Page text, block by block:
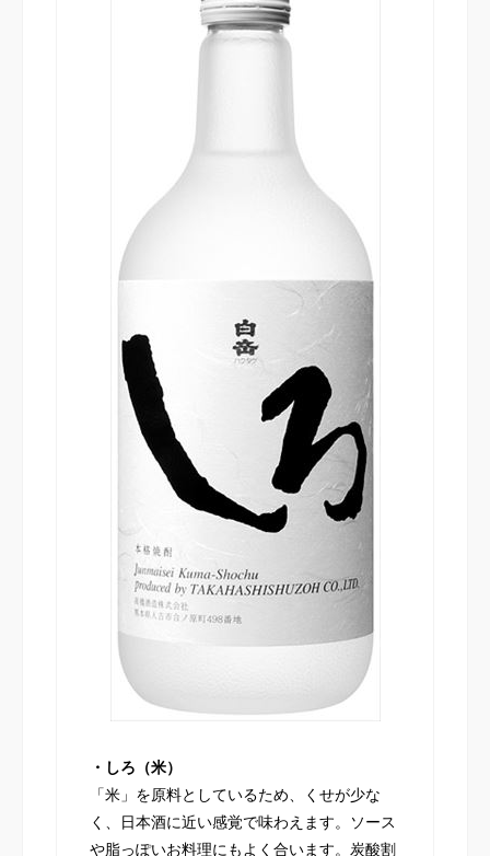
・しろ（米）
「米」を原料としているため、くせが少な
く、日本酒に近い感覚で味わえます。ソース
や脂っぽいお料理にもよく合います。炭酸割